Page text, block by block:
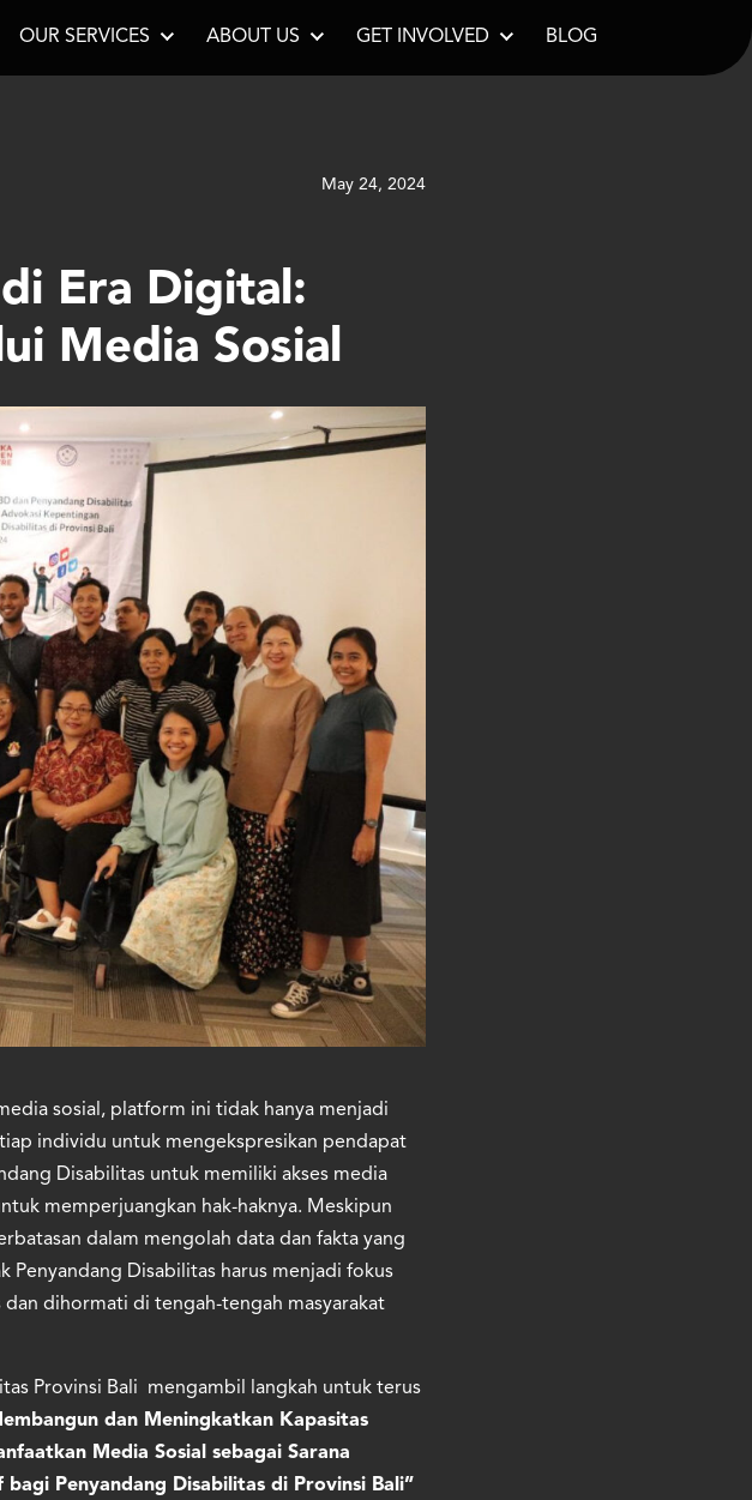
OUR SERVICES ABOUT US GET INVOLVED BLOG
May 24, 2024
Era Digital:
Media Sosial
sosial, platform ini tidak hanya menjadi
individu untuk mengekspresikan pendapat
Disabilitas untuk memiliki akses media
memperjuangkan hak-haknya. Meskipun
dalam mengolah data dan fakta yang
Penyandang Disabilitas harus menjadi fokus
dihormati di tengah-tengah masyarakat
Provinsi Bali mengambil langkah untuk terus
dan Meningkatkan Kapasitas
Media Sosial sebagai Sarana
Penyandang Disabilitas di Provinsi Bali”